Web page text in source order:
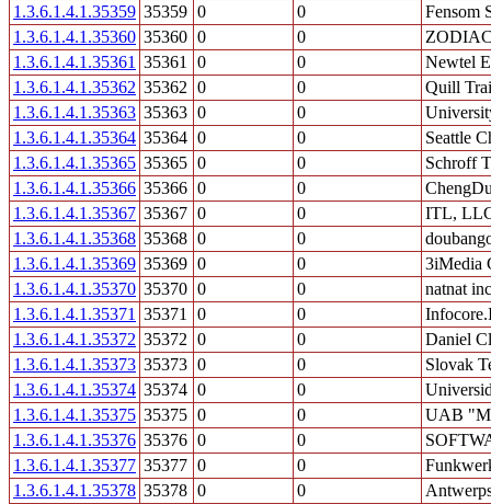
1.3.6.1.4.1.35359 35359 0 0
Fensom
1.3.6.1.4.1.35360 35360 0 0
1.3.6.1.4.1.35361 35361 0 0
Newtel
1.3.6.1.4.1.35362 35362 0 0
Quill
1.3.6.1.4.1.35363 35363 0 0
1.3.6.1.4.1.35364 35364 0 0
Seattle
1.3.6.1.4.1.35365 35365 0 0
Schroff
1.3.6.1.4.1.35366 35366 0 0
1.3.6.1.4.1.35367 35367 0 0
ITL,
1.3.6.1.4.1.35368 35368 0 0
1.3.6.1.4.1.35369 35369 0 0
3iMedia
1.3.6.1.4.1.35370 35370 0 0
natnat
1.3.6.1.4.1.35371 35371 0 0
1.3.6.1.4.1.35372 35372 0 0
Daniel
1.3.6.1.4.1.35373 35373 0 0
Slovak
1.3.6.1.4.1.35374 35374 0 0
1.3.6.1.4.1.35375 35375 0 0
UAB
1.3.6.1.4.1.35376 35376 0 0
1.3.6.1.4.1.35377 35377 0 0
1.3.6.1.4.1.35378 35378 0 0